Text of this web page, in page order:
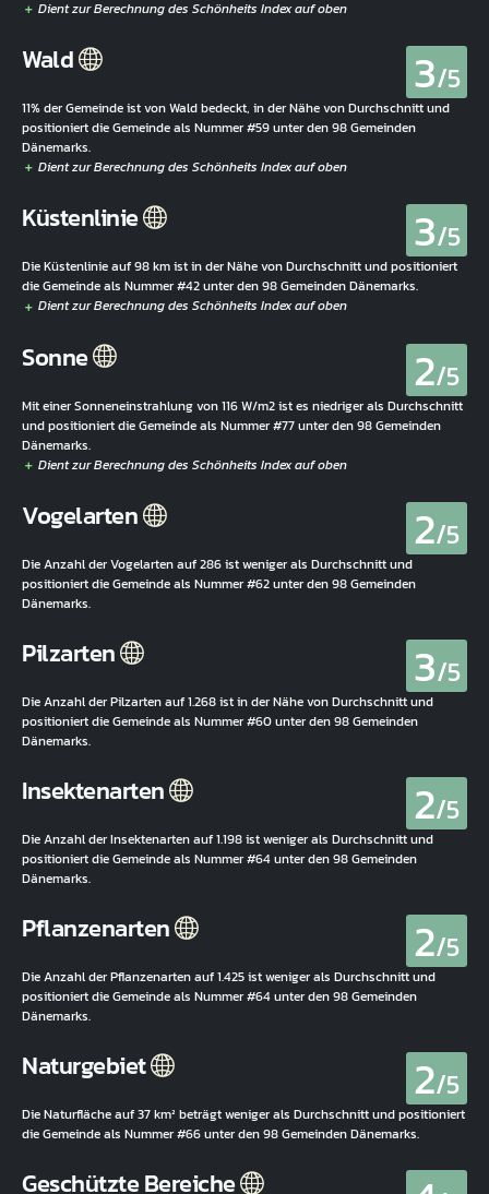
Wald 3/5
11% der Gemeinde ist von Wald bedeckt, in der Nähe von Durchschnitt und
positioniert die Gemeinde als Nummer #59 unter den 98 Gemeinden
Dänemarks.
Küstenlinie 3/5
Die Küstenlinie auf 98 km ist in der Nähe von Durchschnitt und positioniert
die Gemeinde als Nummer #42 unter den 98 Gemeinden Dänemarks.
Sonne 2/5
Mit einer Sonneneinstrahlung von 116 W/m2 ist es niedriger als Durchschnitt
und positioniert die Gemeinde als Nummer #77 unter den 98 Gemeinden
Dänemarks.
Vogelarten 2/5
Die Anzahl der Vogelarten auf 286 ist weniger als Durchschnitt und
positioniert die Gemeinde als Nummer #62 unter den 98 Gemeinden
Dänemarks.
Pilzarten 3/5
Die Anzahl der Pilzarten auf 1.268 ist in der Nähe von Durchschnitt und
positioniert die Gemeinde als Nummer #60 unter den 98 Gemeinden
Dänemarks.
Insektenarten 2/5
Die Anzahl der Insektenarten auf 1.198 ist weniger als Durchschnitt und
positioniert die Gemeinde als Nummer #64 unter den 98 Gemeinden
Dänemarks.
Pflanzenarten 2/5
Die Anzahl der Pflanzenarten auf 1.425 ist weniger als Durchschnitt und
positioniert die Gemeinde als Nummer #64 unter den 98 Gemeinden
Dänemarks.
Naturgebiet 2/5
Die Naturfläche auf 37 km² beträgt weniger als Durchschnitt und positioniert
die Gemeinde als Nummer #66 unter den 98 Gemeinden Dänemarks.
Geschützte Bereiche